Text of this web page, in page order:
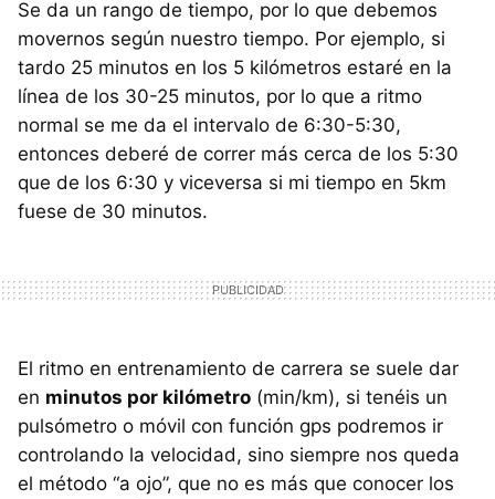
Se da un rango de tiempo, por lo que debemos
movernos según nuestro tiempo. Por ejemplo, si
tardo 25 minutos en los 5 kilómetros estaré en la
línea de los 30-25 minutos, por lo que a ritmo
normal se me da el intervalo de 6:30-5:30,
entonces deberé de correr más cerca de los 5:30
que de los 6:30 y viceversa si mi tiempo en 5km
fuese de 30 minutos.
El ritmo en entrenamiento de carrera se suele dar
en minutos por kilómetro (min/km), si tenéis un
pulsómetro o móvil con función gps podremos ir
controlando la velocidad, sino siempre nos queda
el método “a ojo”, que no es más que conocer los